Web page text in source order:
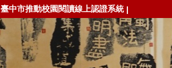
臺中市推動校園閱讀線上認證系統|